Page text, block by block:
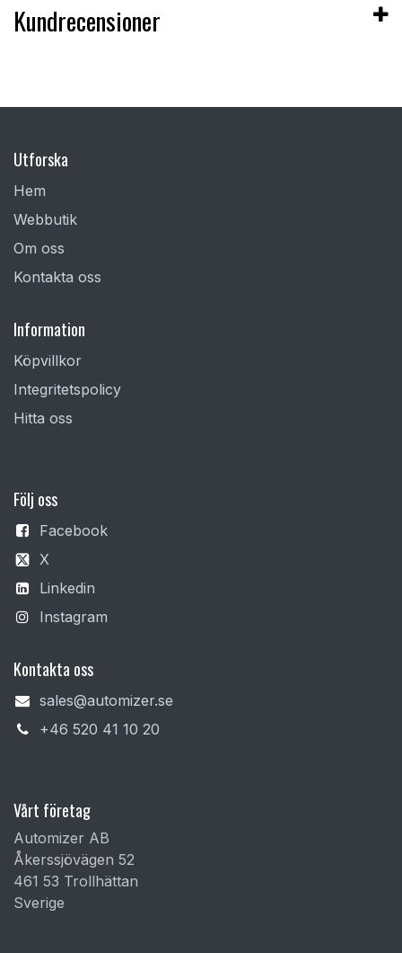
Kundrecensioner
Utforska
Hem
Webbutik
Om oss
Kontakta oss
Information
Köpvillkor
Integritetspolicy
Hitta oss
Följ oss
Facebook
X
Linkedin
Instagram
Kontakta oss
sales@automizer.se
+4​6 520 41 10 20​
Vårt företag
Automizer AB
Åkerssjövägen 52
461 53 Trollhättan
Sverige